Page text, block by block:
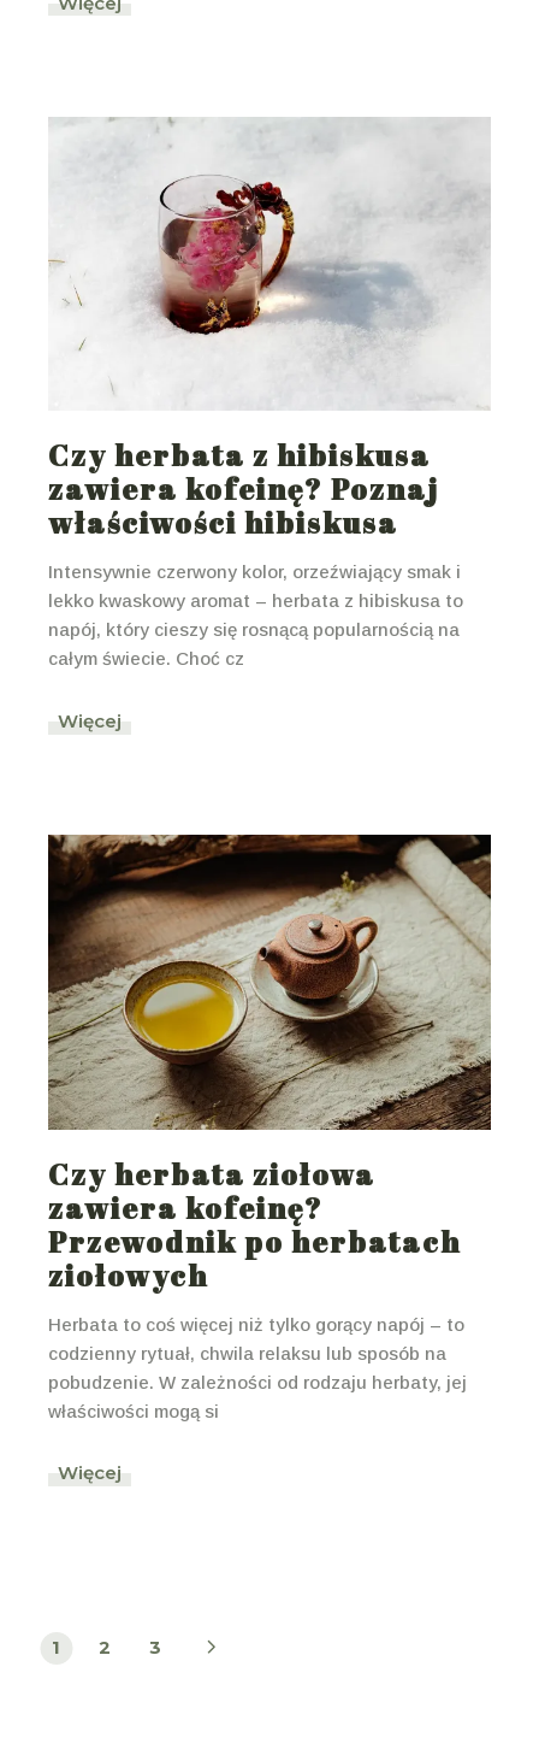
Czy herbata z hibiskusa
zawiera kofeinę? Poznaj
właściwości hibiskusa
Intensywnie czerwony kolor, orzeźwiający smak i
lekko kwaskowy aromat – herbata z hibiskusa to
napój, który cieszy się rosnącą popularnością na
całym świecie. Choć cz
Więcej
Czy herbata ziołowa
zawiera kofeinę?
Przewodnik po herbatach
ziołowych
Herbata to coś więcej niż tylko gorący napój – to
codzienny rytuał, chwila relaksu lub sposób na
pobudzenie. W zależności od rodzaju herbaty, jej
właściwości mogą si
Więcej
Stronicowanie
wpisów
1 2 3